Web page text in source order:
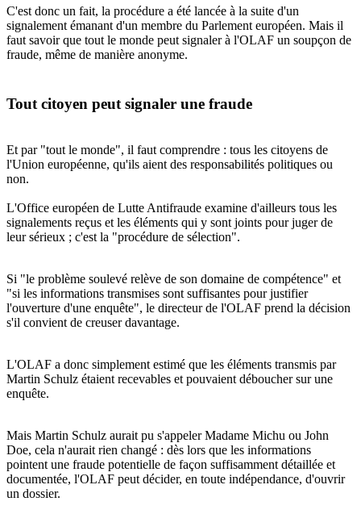
C'est donc un fait, la procédure a été lancée à la suite d'un
signalement émanant d'un membre du Parlement européen. Mais il
faut savoir que tout le monde peut signaler à l'OLAF un soupçon de
fraude, même de manière anonyme.
Tout citoyen peut signaler une fraude
Et par "tout le monde", il faut comprendre : tous les citoyens de
l'Union européenne, qu'ils aient des responsabilités politiques ou
non.
L'Office européen de Lutte Antifraude examine d'ailleurs tous les
signalements reçus et les éléments qui y sont joints pour juger de
leur sérieux ; c'est la "procédure de sélection".
Si "le problème soulevé relève de son domaine de compétence" et
"si les informations transmises sont suffisantes pour justifier
l'ouverture d'une enquête", le directeur de l'OLAF prend la décision
s'il convient de creuser davantage.
L'OLAF a donc simplement estimé que les éléments transmis par
Martin Schulz étaient recevables et pouvaient déboucher sur une
enquête.
Mais Martin Schulz aurait pu s'appeler Madame Michu ou John
Doe, cela n'aurait rien changé : dès lors que les informations
pointent une fraude potentielle de façon suffisamment détaillée et
documentée, l'OLAF peut décider, en toute indépendance, d'ouvrir
un dossier.